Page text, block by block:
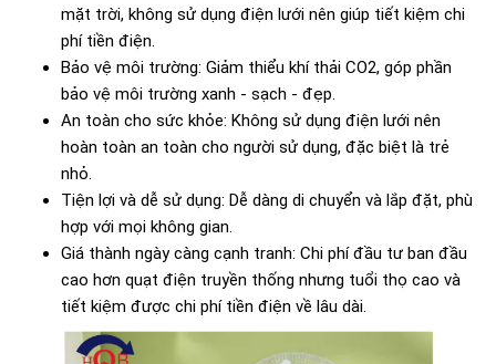
mặt trời, không sử dụng điện lưới nên giúp tiết kiệm chi
phí tiền điện.
Bảo vệ môi trường: Giảm thiểu khí thải CO2, góp phần
bảo vệ môi trường xanh - sạch - đẹp.
An toàn cho sức khỏe: Không sử dụng điện lưới nên
hoàn toàn an toàn cho người sử dụng, đặc biệt là trẻ
nhỏ.
Tiện lợi và dễ sử dụng: Dễ dàng di chuyển và lắp đặt, phù
hợp với mọi không gian.
Giá thành ngày càng cạnh tranh: Chi phí đầu tư ban đầu
cao hơn quạt điện truyền thống nhưng tuổi thọ cao và
tiết kiệm được chi phí tiền điện về lâu dài.